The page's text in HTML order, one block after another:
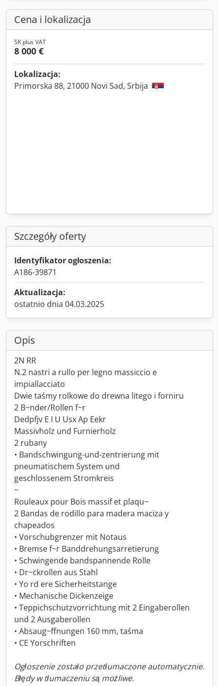
Cena i lokalizacja
SK plus VAT
8 000 €
Lokalizacja:
Primorska 88, 21000 Novi Sad, Srbija
Szczegóły oferty
Identyfikator ogłoszenia:
A186-39871
Aktualizacja:
ostatnio dnia 04.03.2025
Opis
2N RR
N.2 nastri a rullo per legno massiccio e
impiallacciato
Dwie taśmy rolkowe do drewna litego i forniru
2 B~nder/Rollen f~r
Dedpfjv E I U Usx Ap Eekr
Massivholz und Furnierholz
2 rubany
• Bandschwingung-und-zentrierung mit
pneumatischem System und
geschlossenem Stromkreis
~
Rouleaux pour Bois massif et plaqu~
2 Bandas de rodillo para madera maciza y
chapeados
• Vorschubgrenzer mit Notaus
• Bremse f~r Banddrehungsarretierung
• Schwingende bandspannende Rolle
• Dr~ckrollen aus Stahl
• Yo rd ere Sicherheitstange
• Mechanische Dickenzeige
• Teppichschutzvorrichtung mit 2 Eingaberollen
und 2 Ausgaberollen
• Absaug~ffnungen 160 mm, taśma
• CE Yorschriften
Ogłoszenie zostało przetłumaczone automatycznie.
Błędy w tłumaczeniu są możliwe.